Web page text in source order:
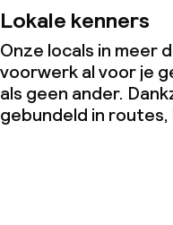
Lokale kenners
Onze locals in meer
voorwerk al voor je
als geen ander.
gebundeld in